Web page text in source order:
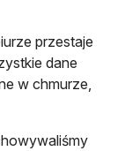
przestaje
dane
w chmurze,